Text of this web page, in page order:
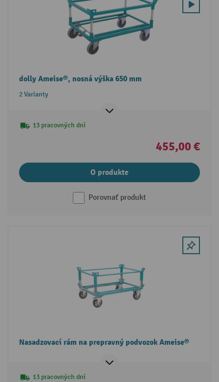
dolly Ameise®, nosná výška 650 mm
2 Varianty
13 pracovných dní
455,00 €
O produkte
Porovnať produkt
Nasadzovací rám na prepravný podvozok Ameise®
13 pracovných dní